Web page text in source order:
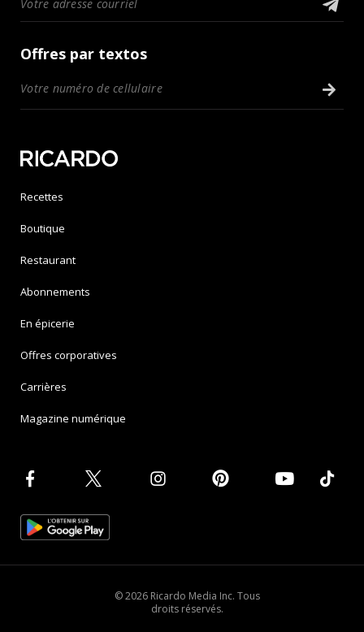
Offres par textos
Recettes
Boutique
Restaurant
Abonnements
En épicerie
Offres corporatives
Carrières
Magazine numérique
© 2026 Ricardo Media Inc. Tous
droits réservés.